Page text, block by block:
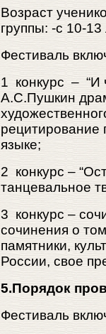
Возраст
группы: -с 10-13
Фестиваль
1 конкурс – “И
А.С.Пушкин
рецитирование
языке;
2 конкурс –
танцевальное
3 конкурс –
сочинения о
памятники,
России, свое
5.Порядок
Фестиваль